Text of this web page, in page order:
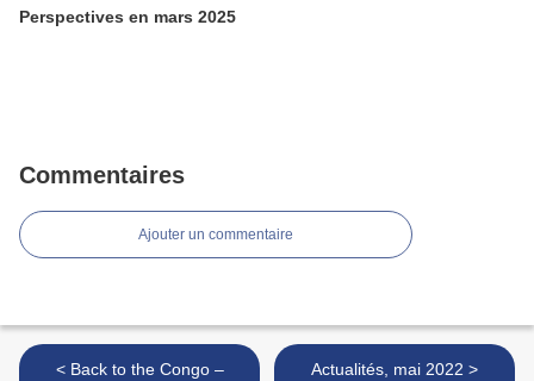
Perspectives en mars 2025
Commentaires
Ajouter un commentaire
< Back to the Congo –
Actualités, mai 2022 >